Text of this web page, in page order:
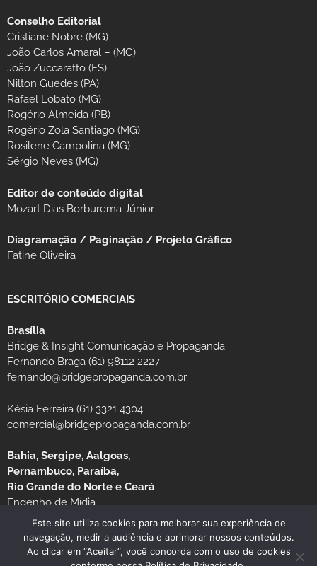
Conselho Editorial
Cristiane Nobre (MG)
João Carlos Amaral – (MG)
João Zuccaratto (ES)
Nilton Guedes (PA)
Rafael Lobato (MG)
Rogério Almeida (PB)
Rogério Zola Santiago (MG)
Rosilene Campolina (MG)
Sérgio Neves (MG)
Editor de conteúdo digital
Mozart Dias Borburema Júnior
Diagramação / Paginação / Projeto Gráfico
Fatine Oliveira
ESCRITÓRIO COMERCIAIS
Brasília
Bridge & Insight Comunicação e Propaganda
Fernando Braga (61) 98112 2227
fernando@bridgepropaganda.com.br
Késia Ferreira (61) 3321 4304
comercial@bridgepropaganda.com.br
Bahia, Sergipe, Aalgoas,
Pernambuco, Paraíba,
Rio Grande do Norte e Ceará
Engenho de Mídia
Luciano Moura (81) 99939-0235 / (81) 3126-8181
Este site utiliza cookies para melhorar sua experiência de
navegação, medir a audiência e aprimorar nossos conteúdos.
Ao clicar em “Aceitar”, você concorda com o uso de cookies